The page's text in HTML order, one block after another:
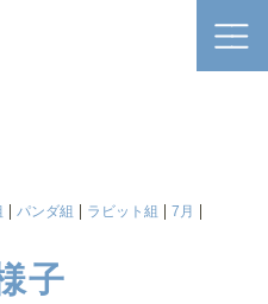
パンダ組 ラビット組 7月
子